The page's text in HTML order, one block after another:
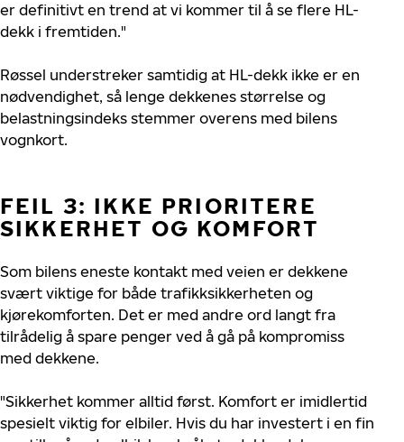
er definitivt en trend at vi kommer til å se flere HL-
dekk i fremtiden."
Røssel understreker samtidig at HL-dekk ikke er en
nødvendighet, så lenge dekkenes størrelse og
belastningsindeks stemmer overens med bilens
vognkort.
FEIL 3: IKKE PRIORITERE
SIKKERHET OG KOMFORT
Som bilens eneste kontakt med veien er dekkene
svært viktige for både trafikksikkerheten og
kjørekomforten. Det er med andre ord langt fra
tilrådelig å spare penger ved å gå på kompromiss
med dekkene.
"Sikkerhet kommer alltid først. Komfort er imidlertid
spesielt viktig for elbiler. Hvis du har investert i en fin